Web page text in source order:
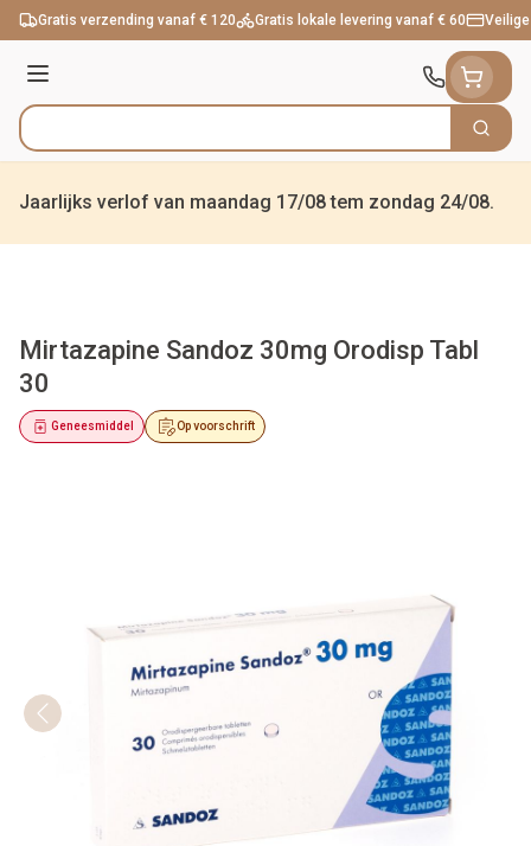
Ga naar de inhoud
Gratis verzending vanaf € 120 Gratis lokale levering vanaf € 60
Menu
Product, merk, categorie... Zoek
Jaarlijks verlof van maandag 17/08 tem zondag 24/08.
Mirtazapine Sandoz 30mg Orodisp Tabl
30
Op voorschrift
Geneesmiddel